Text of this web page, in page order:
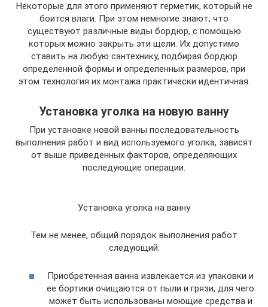
Некоторые для этого применяют герметик, который не
боится влаги. При этом немногие знают, что
существуют различные виды бордюр, с помощью
которых можно закрыть эти щели. Их допустимо
ставить на любую сантехнику, подбирая бордюр
определенной формы и определенных размеров, при
этом технология их монтажа практически идентичная.
Установка уголка на новую ванну
При установке новой ванны последовательность
выполнения работ и вид используемого уголка, зависят
от выше приведенных факторов, определяющих
последующие операции.
Установка уголка на ванну
Тем не менее, общий порядок выполнения работ
следующий:
Приобретенная ванна извлекается из упаковки и
ее бортики очищаются от пыли и грязи, для чего
может быть использованы моющие средства и